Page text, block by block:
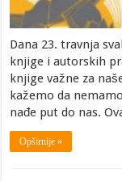
Dana 23. travnja
knjige i autorskih
knjige važne za
kažemo da
nađe put do nas.
Opširnije »